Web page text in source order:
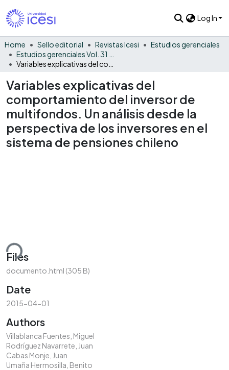
Log In
Home Sello editorial Revistas Icesi
Estudios gerenciales
Variables explicativas del
comportamiento del inversor de
multifondos. Un análisis desde la
perspectiva de los inversores en el
sistema de pensiones chileno
Files
documento.html (305 B)
Date
2015-04-01
Authors
Villablanca Fuentes, Miguel
Rodríguez Navarrete, Juan
Cabas Monje, Juan
Umaña Hermosilla, Benito